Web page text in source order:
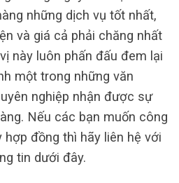
những dịch vụ tốt nhất,
và giá cả phải chăng nhất
này luôn phấn đấu đem lại
một trong những văn
nghiệp nhận được sự
Nếu các bạn muốn công
đồng thì hãy liên hệ với
tin dưới đây.